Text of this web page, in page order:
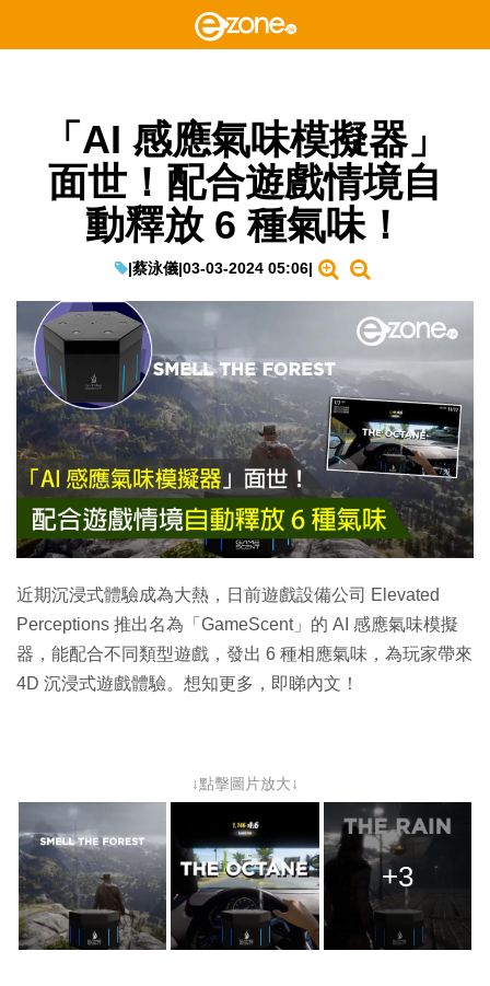
「AI 感應氣味模擬器」
面世！配合遊戲情境自
動釋放 6 種氣味！
|蔡泳儀|03-03-2024 05:06|
近期沉浸式體驗成為大熱，日前遊戲設備公司 Elevated
Perceptions 推出名為「GameScent」的 AI 感應氣味模擬
器，能配合不同類型遊戲，發出 6 種相應氣味，為玩家帶來
4D 沉浸式遊戲體驗。想知更多，即睇內文！
↓點擊圖片放大↓
+3